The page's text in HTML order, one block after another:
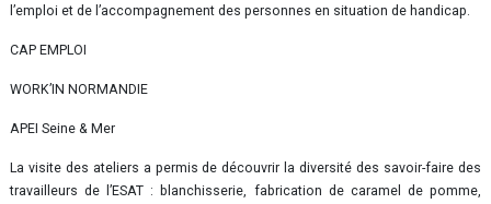
l’emploi et de l’accompagnement des personnes en situation de handicap.
CAP EMPLOI
WORK’IN NORMANDIE
APEI Seine & Mer
La visite des ateliers a permis de découvrir la diversité des savoir-faire des
travailleurs de l’ESAT : blanchisserie, fabrication de caramel de pomme,